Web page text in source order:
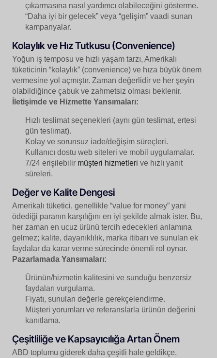
çıkarmasına nasıl yardımcı olabileceğini gösterme.
“Daha iyi bir gelecek” veya “gelişim” vaadi sunan
kampanyalar.
Kolaylık ve Hız Tutkusu (Convenience)
Yoğun iş temposu ve hızlı yaşam tarzı, Amerikalı
tüketicinin “kolaylık” (convenience) ve hıza büyük önem
vermesine yol açmıştır. Zaman değerlidir ve her şeyin
olabildiğince çabuk ve zahmetsiz olması beklenir.
İletişimde ve Hizmette Yansımaları:
Hızlı teslimat seçenekleri (aynı gün teslimat, ertesi
gün teslimat).
Kolay ve sorunsuz iade/değişim süreçleri.
Kullanıcı dostu web siteleri ve mobil uygulamalar.
7/24 erişilebilir müşteri hizmetleri ve hızlı yanıt
süreleri.
Değer ve Kalite Dengesi
Amerikalı tüketici, genellikle “value for money” yani
ödediği paranın karşılığını en iyi şekilde almak ister. Bu,
her zaman en ucuz ürünü tercih edecekleri anlamına
gelmez; kalite, dayanıklılık, marka itibarı ve sunulan ek
faydalar da karar verme sürecinde önemli rol oynar.
Pazarlamada Yansımaları:
Ürünün/hizmetin kalitesini ve sunduğu benzersiz
faydaları vurgulama.
Fiyatı, sunulan değerle gerekçelendirme.
Müşteri yorumları ve referanslarla ürünün değerini
kanıtlama.
Çeşitliliğe ve Kapsayıcılığa Artan Önem
ABD toplumu giderek daha çeşitli hale geldikçe,